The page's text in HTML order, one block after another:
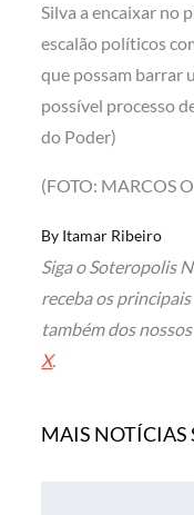
Silva a encaixar no
escalão políticos
que possam barrar
possível processo
do Poder)
(FOTO: MARCOS
By Itamar Ribeiro
Siga o Soteropolis
receba os
também dos
X.
MAIS NOTÍCIAS